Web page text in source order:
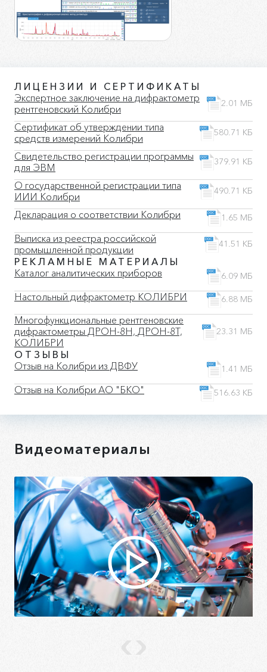
ЛИЦЕНЗИИ И СЕРТИФИКАТЫ
Экспертное заключение на дифрактометр
рентгеновский Колибри
2.01 МБ
Сертификат об утверждении типа
средств измерений Колибри
580.71 КБ
Свидетельство регистрации программы
для ЭВМ
379.91 КБ
О государственной регистрации типа
ИИИ Колибри
490.71 КБ
Декларация о соответствии Колибри 1.65 МБ
Выписка из реестра российской
промышленной продукции
41.51 КБ
РЕКЛАМНЫЕ МАТЕРИАЛЫ
Каталог аналитических приборов
6.09 МБ
Настольный дифрактометр КОЛИБРИ 6.88 МБ
Многофункциональные рентгеновские
дифрактометры ДРОН-8Н, ДРОН-8Т,
КОЛИБРИ
23.31 МБ
ОТЗЫВЫ
Отзыв на Колибри из ДВФУ
1.41 МБ
Отзыв на Колибри АО "БКО" 516.63 КБ
Видеоматериалы